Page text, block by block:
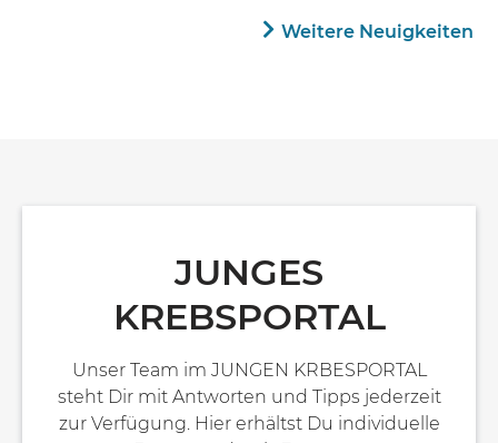
Weitere Neuigkeiten
JUNGES
KREBSPORTAL
Unser Team im JUNGEN KRBESPORTAL
steht Dir mit Antworten und Tipps jederzeit
zur Verfügung. Hier erhältst Du individuelle